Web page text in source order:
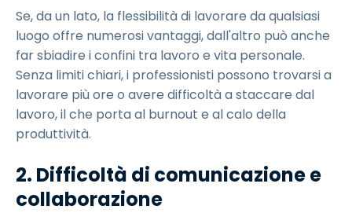
Se, da un lato, la flessibilità di lavorare da qualsiasi
luogo offre numerosi vantaggi, dall'altro può anche
far sbiadire i confini tra lavoro e vita personale.
Senza limiti chiari, i professionisti possono trovarsi a
lavorare più ore o avere difficoltà a staccare dal
lavoro, il che porta al burnout e al calo della
produttività.
2. Difficoltà di comunicazione e
collaborazione